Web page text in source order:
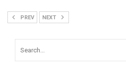
PREV NEXT